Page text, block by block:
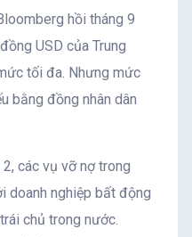
hồi tháng 9
USD của Trung
tối đa. Nhưng mức
bằng đồng nhân dân
các vụ vỡ nợ trong
doanh nghiệp bất động
chủ trong nước.